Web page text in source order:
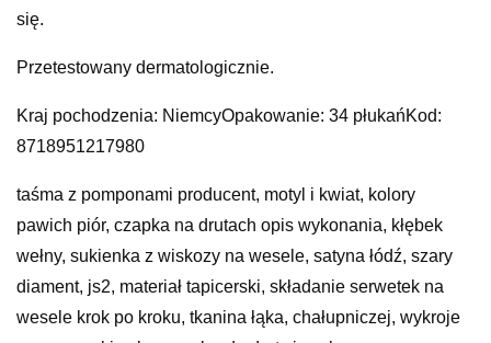
się.
Przetestowany dermatologicznie.
Kraj pochodzenia: NiemcyOpakowanie: 34 płukańKod:
8718951217980
taśma z pomponami producent, motyl i kwiat, kolory
pawich piór, czapka na drutach opis wykonania, kłębek
wełny, sukienka z wiskozy na wesele, satyna łódź, szary
diament, js2, materiał tapicerski, składanie serwetek na
wesele krok po kroku, tkanina łąka, chałupniczej, wykroje